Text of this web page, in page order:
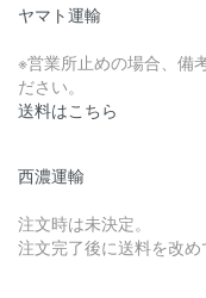
ヤマト運輸
※営業所止めの場合、備
ださい。
送料はこちら
西濃運輸
注文時は未決定。
注文完了後に送料を改め